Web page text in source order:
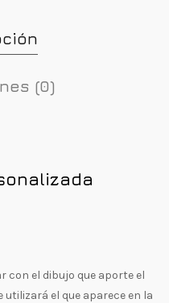
(0)
con el dibujo que aporte el
el que aparece en la